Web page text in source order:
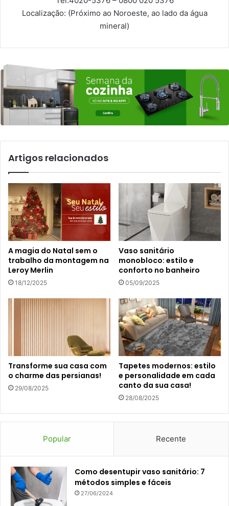
Localização: (Próximo ao Noroeste, ao lado da água
mineral)
Artigos relacionados
A magia do Natal sem o
trabalho da montagem na
Leroy Merlin
18/12/2025
Vaso sanitário
monobloco: estilo e
conforto no banheiro
05/09/2025
Transforme sua casa com
o charme das persianas!
29/08/2025
Tapetes modernos: estilo
e personalidade em cada
canto da sua casa!
28/08/2025
Popular Recente
Como desentupir vaso sanitário: 7
métodos simples e fáceis
27/06/2024